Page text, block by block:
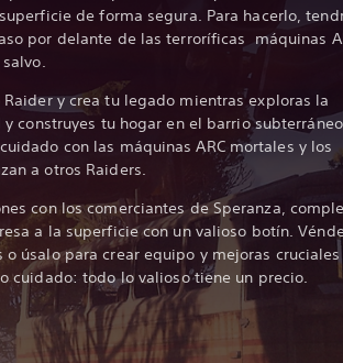
de forma segura. Para hacerlo,
por delante de las terroríficas máquinas
Raider y crea tu legado mientras exploras la
construyes tu hogar en el barrio
con las máquinas ARC mortales y los
a otros Raiders.
con los comerciantes de Speranza,
a la superficie con un valioso botín.
o úsalo para crear equipo y mejoras
cuidado: todo lo valioso tiene un precio.